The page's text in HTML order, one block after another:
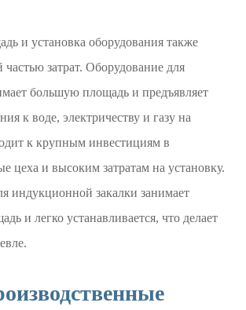
и установка оборудования также
затрат. Оборудование для
большую площадь и предъявляет
к воде, электричеству и газу на
к крупным инвестициям в
цеха и высоким затратам на установку.
индукционной закалки занимает
и легко устанавливается, что делает